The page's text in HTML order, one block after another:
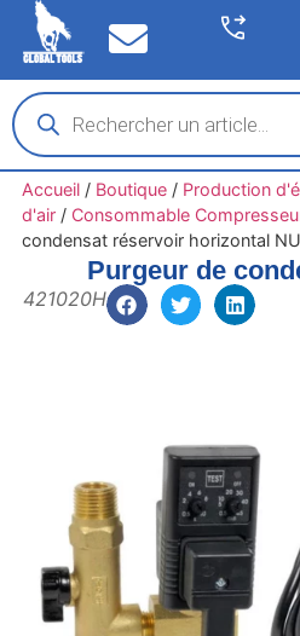
Accueil/ Boutique/ Production
d'air/ Consommable
condensat réservoir horizontal
Purgeur de
421020H